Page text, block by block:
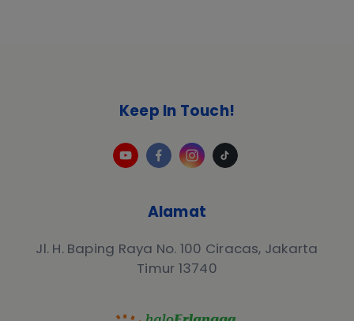
Alamat
Jl. H. Baping Raya No. 100 Ciracas, Jakarta
Timur 13740
Keep In Touch!